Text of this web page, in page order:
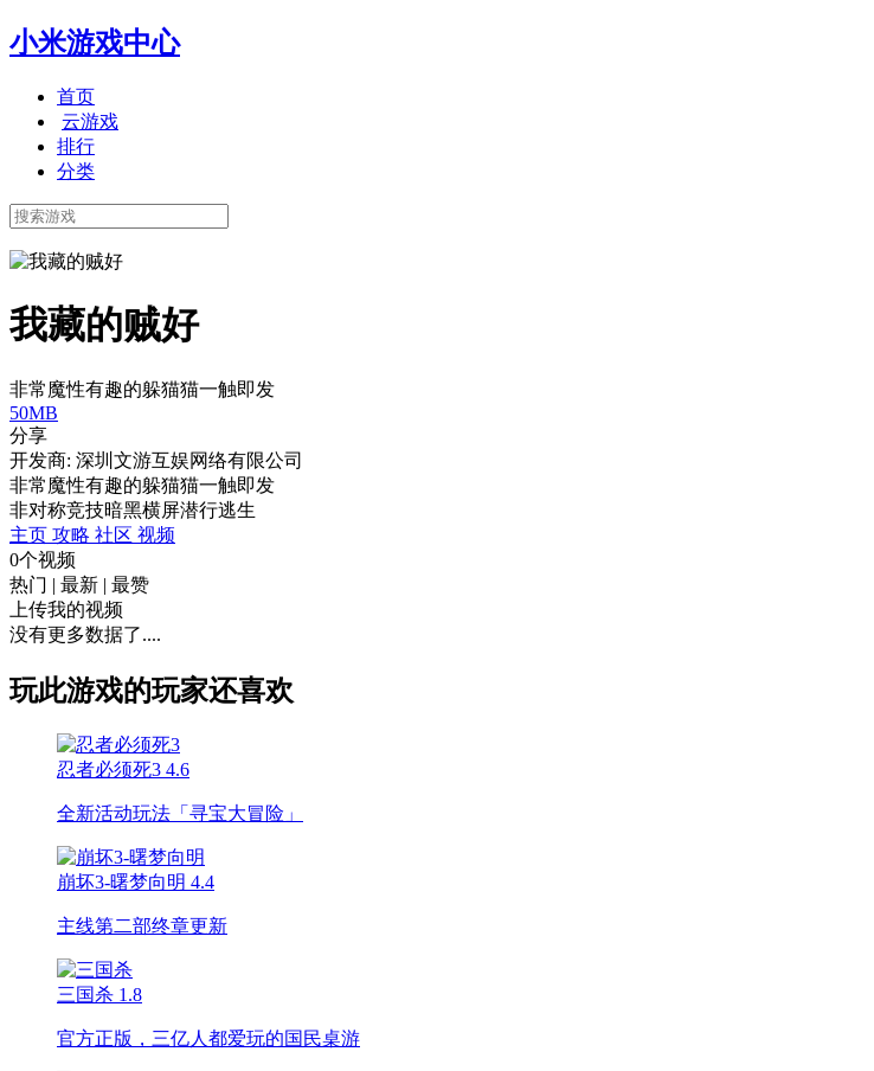
小米游戏中心
首页
云游戏
排行
分类
我藏的贼好
非常魔性有趣的躲猫猫一触即发
50MB
分享
开发商: 深圳文游互娱网络有限公司
非常魔性有趣的躲猫猫一触即发
非对称竞技暗黑横屏潜行逃生
主页 攻略 社区 视频
0个视频
热门 | 最新 | 最赞
上传我的视频
没有更多数据了....
玩此游戏的玩家还喜欢
忍者必须死3 4.6
全新活动玩法「寻宝大冒险」
崩坏3-曙梦向明 4.4
主线第二部终章更新
三国杀 1.8
官方正版，三亿人都爱玩的国民桌游